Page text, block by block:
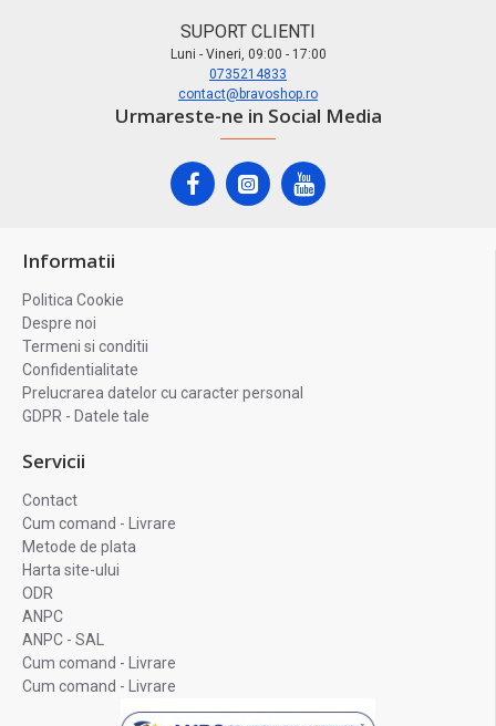
SUPORT CLIENTI
Luni - Vineri, 09:00 - 17:00
0735214833
contact@bravoshop.ro
Urmareste-ne in Social Media
Informatii
Politica Cookie
Despre noi
Termeni si conditii
Confidentialitate
Prelucrarea datelor cu caracter personal
GDPR - Datele tale
Servicii
Contact
Cum comand - Livrare
Metode de plata
Harta site-ului
ODR
ANPC
ANPC - SAL
Cum comand - Livrare
Cum comand - Livrare